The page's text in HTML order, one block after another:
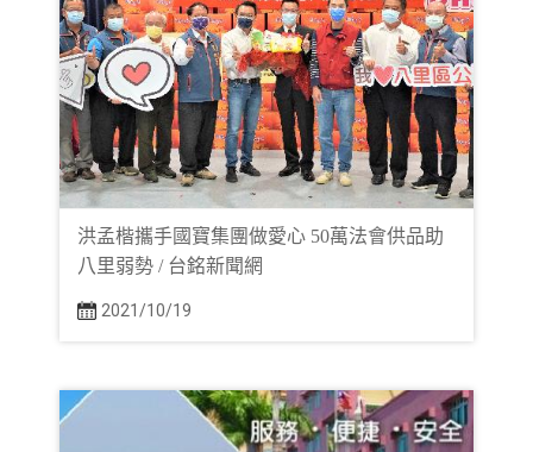
洪孟楷攜手國寶集團做愛心 50萬法會供品助
八里弱勢 / 台銘新聞網
2021/10/19